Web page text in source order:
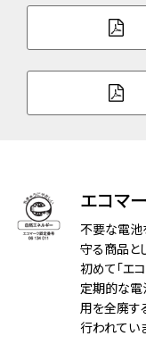
デザイン特徴エコマ
不要な電池
守る商品と
初めて「エ
定期的な電
用を全廃す
行われてい